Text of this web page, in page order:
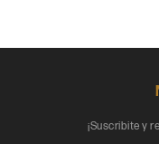
¡Suscribite y